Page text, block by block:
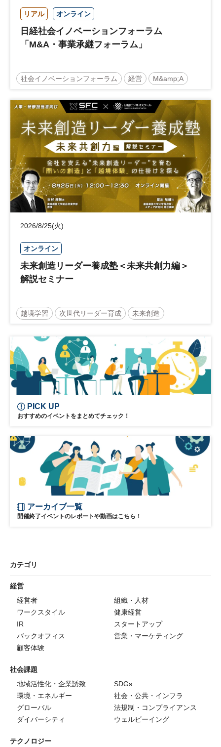
リアル オンライン
日経社会イノベーションフォーラム
「M&A・事業承継フォーラム」
社会イノベーションフォーラム 経営 M&amp;A
事業承継 中堅中小企業
日経社会イノベーションフォーラム 参加無料
2026/8/25(火)
オンライン
未来創造リーダー養成塾＜未来共創力編＞
解説セミナー
越境学習 次世代リーダー育成 未来創造
リーダーシップ 新規事業
日経オンラインセミナー
PICK UP
おすすめのイベントをまとめてチェック！
アーカイブ一覧
開催終了イベントのレポートや動画はこちら！
カテゴリ
経営
経営者
組織・人材
ワークスタイル
健康経営
IR
スタートアップ
バックオフィス
営業・マーケティング
顧客体験
社会課題
地域活性化・企業誘致
SDGs
環境・エネルギー
社会・公共・インフラ
グローバル
法規制・コンプライアンス
ダイバーシティ
ウェルビーイング
テクノロジー